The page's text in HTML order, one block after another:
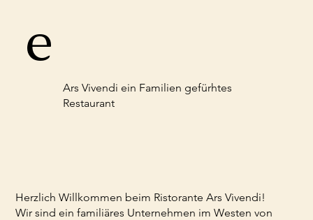
e
Ars Vivendi ein Familien gefürhtes
Restaurant
Herzlich Willkommen beim Ristorante Ars Vivendi!
Wir sind ein familiäres Unternehmen im Westen von